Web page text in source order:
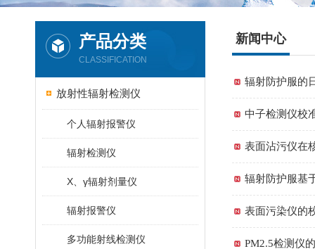
产品分类
CLASSIFICATION
放射性辐射检测仪
个人辐射报警仪
辐射检测仪
X、γ辐射剂量仪
辐射报警仪
多功能射线检测仪
新闻中心
辐射防护服的
中子检测仪校
表面沾污仪在
辐射防护服基
表面污染仪的
PM2.5检测仪